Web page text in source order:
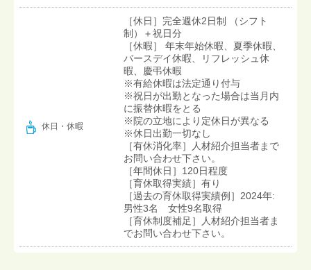
休日・休暇
［休日］完全週休2日制 （シフト
制）＋祝日分
［休暇］ 年末年始休暇、夏季休暇、
バースデイ休暇、リフレッシュ休
暇、慶弔休暇
※有給休暇は法定通り付与
※祝日が出勤となった場合は当月内
に振替休暇をとる
※院の立地により定休日が異なる
※休日出勤一切なし
［有休消化率］人材紹介担当者まで
お問い合わせ下さい。
［年間休日］120日程度
［育休取得実績］有り
［過去の育休取得実績例］2024年:
男性3名 女性9名取得
［育休制度補足］人材紹介担当者ま
でお問い合わせ下さい。